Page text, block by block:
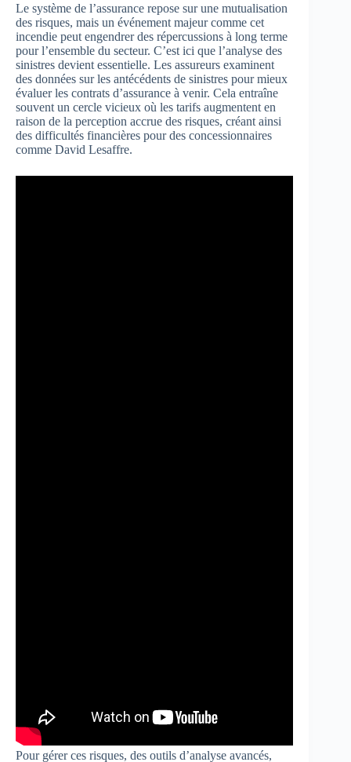
Le système de l’assurance repose sur une mutualisation
des risques, mais un événement majeur comme cet
incendie peut engendrer des répercussions à long terme
pour l’ensemble du secteur. C’est ici que l’analyse des
sinistres devient essentielle. Les assureurs examinent
des données sur les antécédents de sinistres pour mieux
évaluer les contrats d’assurance à venir. Cela entraîne
souvent un cercle vicieux où les tarifs augmentent en
raison de la perception accrue des risques, créant ainsi
des difficultés financières pour des concessionnaires
comme David Lesaffre.
Pour gérer ces risques, des outils d’analyse avancés,